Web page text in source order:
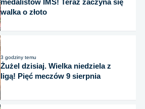
medalistów IMŚ! Teraz zaczyna się
walka o złoto
3 godziny temu
Żużel dzisiaj. Wielka niedziela z
ligą! Pięć meczów 9 sierpnia